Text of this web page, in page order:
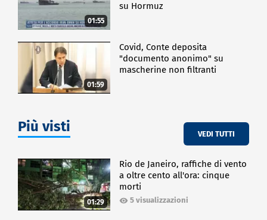
01:55
su Hormuz
01:59
Covid, Conte deposita
"documento anonimo" su
mascherine non filtranti
Più visti VEDI TUTTI
01:29
Rio de Janeiro, raffiche di vento
a oltre cento all'ora: cinque
morti
5 visualizzazioni